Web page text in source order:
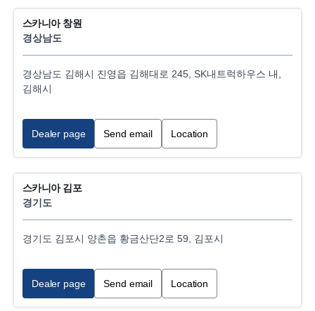
스카니아 창원
경상남도
경상남도 김해시 진영읍 김해대로 245, SK내트럭하우스 내,
김해시
Dealer page Send email Location
스카니아 김포
경기도
경기도 김포시 양촌읍 황금산단2로 59, 김포시
Dealer page Send email Location